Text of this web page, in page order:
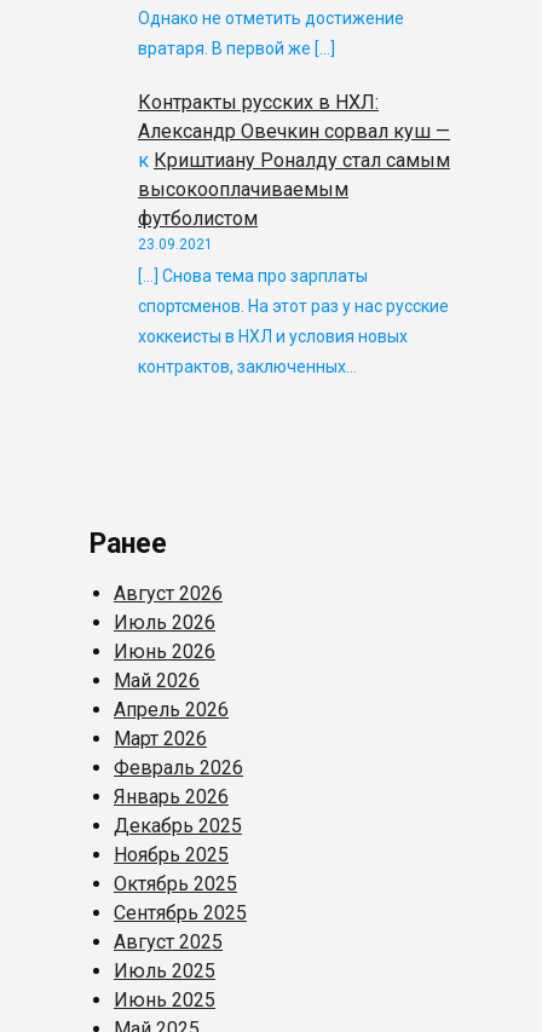
Однако не отметить достижение
вратаря. В первой же […]
Контракты русских в НХЛ:
Александр Овечкин сорвал куш —
к Криштиану Роналду стал самым
высокооплачиваемым
футболистом
23.09.2021
[…] Снова тема про зарплаты
спортсменов. На этот раз у нас русские
хоккеисты в НХЛ и условия новых
контрактов, заключенных…
Ранее
Август 2026
Июль 2026
Июнь 2026
Май 2026
Апрель 2026
Март 2026
Февраль 2026
Январь 2026
Декабрь 2025
Ноябрь 2025
Октябрь 2025
Сентябрь 2025
Август 2025
Июль 2025
Июнь 2025